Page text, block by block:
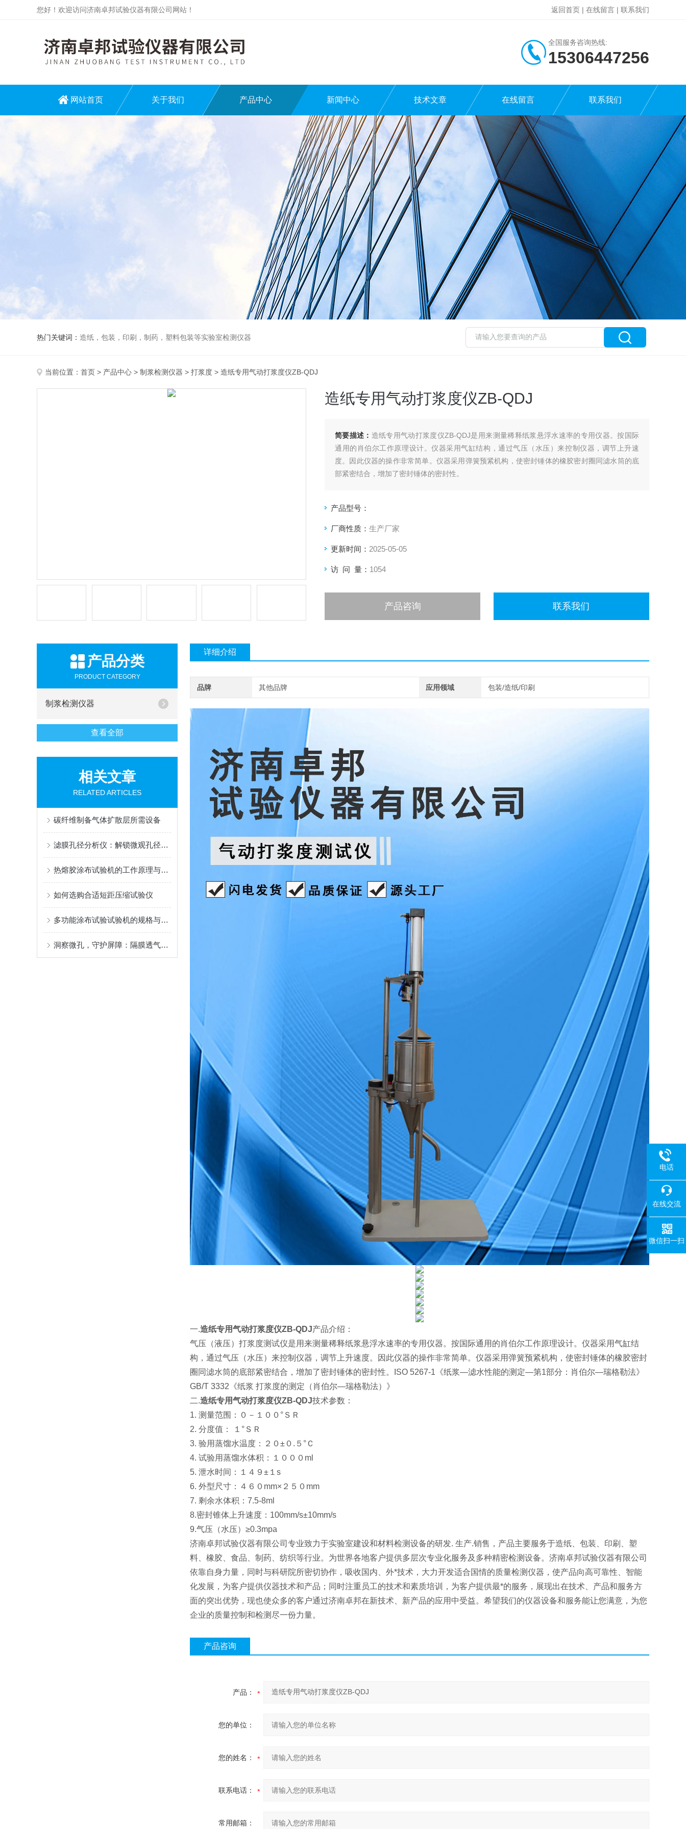
您好！欢迎访问济南卓邦试验仪器有限公司网站！ 返回首页 | 在线留言 | 联系我们
全国服务咨询热线:
15306447256
网站首页 关于我们 产品中心 新闻中心 技术文章 在线留言 联系我们
热门关键词： 造纸，包装，印刷，制药，塑料包装等实验室检测仪器
当前位置： 首页 > 产品中心 > 制浆检测仪器 > 打浆度 > 造纸专用气动打浆度仪ZB-QDJ
造纸专用气动打浆度仪ZB-QDJ
简要描述： 造纸专用气动打浆度仪ZB-QDJ是用来测量稀释纸浆悬浮水速率的专用仪器。按国际
通用的肖伯尔工作原理设计。仪器采用气缸结构，通过气压（水压）来控制仪器，调节上升速
度。因此仪器的操作非常简单。仪器采用弹簧预紧机构，使密封锤体的橡胶密封圈同滤水筒的底
部紧密结合，增加了密封锤体的密封性。
产品型号：
厂商性质： 生产厂家
更新时间： 2025-05-05
访 问 量： 1054
产品咨询 联系我们
产品分类
PRODUCT CATEGORY
制浆检测仪器
查看全部
相关文章
RELATED ARTICLES
碳纤维制备气体扩散层所需设备
滤膜孔径分析仪：解锁微观孔径奥秘的操作指南
热熔胶涂布试验机的工作原理与应用
如何选购合适短距压缩试验仪
多功能涂布试验试验机的规格与性能
洞察微孔，守护屏障：隔膜透气度测定仪，材料性能的精密标尺
详细介绍
品牌 其他品牌 应用领域 包装/造纸/印刷
一.造纸专用气动打浆度仪ZB-QDJ产品介绍：
气压（液压）打浆度测试仪是用来测量稀释纸浆悬浮水速率的专用仪器。按国际通用的肖伯尔工作原理设计。仪器采用气缸结
构，通过气压（水压）来控制仪器，调节上升速度。因此仪器的操作非常简单。仪器采用弹簧预紧机构，使密封锤体的橡胶密封
圈同滤水筒的底部紧密结合，增加了密封锤体的密封性。ISO 5267-1《纸浆—滤水性能的测定—第1部分：肖伯尔—瑞格勒法》
GB/T 3332《纸浆 打浆度的测定（肖伯尔—瑞格勒法）》
二.造纸专用气动打浆度仪ZB-QDJ技术参数：
1. 测量范围：０－１００°ＳＲ
2. 分度值： １°ＳＲ
3. 验用蒸馏水温度：２０±０.５°Ｃ
4. 试验用蒸馏水体积：１０００ml
5. 泄水时间：１４９±１s
6. 外型尺寸：４６０mm×２５０mm
7. 剩余水体积：7.5-8ml
8.密封锥体上升速度：100mm/s±10mm/s
9.气压（水压）≥0.3mpa
济南卓邦试验仪器有限公司专业致力于实验室建设和材料检测设备的研发. 生产.销售，产品主要服务于造纸、包装、印刷、塑
料、橡胶、食品、制药、纺织等行业。为世界各地客户提供多层次专业化服务及多种精密检测设备。济南卓邦试验仪器有限公司
依靠自身力量，同时与科研院所密切协作，吸收国内、外*技术，大力开发适合国情的质量检测仪器，使产品向高可靠性、智能
化发展，为客户提供仪器技术和产品；同时注重员工的技术和素质培训，为客户提供最*的服务，展现出在技术、产品和服务方
面的突出优势，现也使众多的客户通过济南卓邦在新技术、新产品的应用中受益。希望我们的仪器设备和服务能让您满意，为您
企业的质量控制和检测尽一份力量。
产品咨询
产品：
您的单位：
您的姓名：
联系电话：
常用邮箱：
电话
在线交流
微信扫一扫